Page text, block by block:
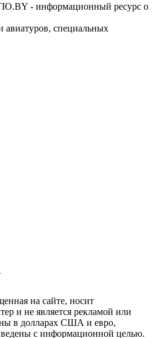
- информационный ресурс о
специальных
на сайте, носит
и не является рекламой или
в долларах США и евро,
с информационной целью.